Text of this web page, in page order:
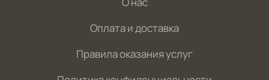
Оплата и доставка
Правила оказания услуг